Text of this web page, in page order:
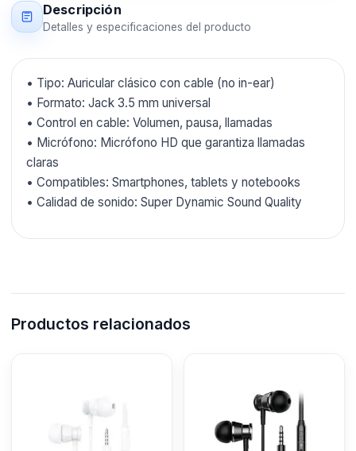
Descripción
Detalles y especificaciones del producto
• Tipo: Auricular clásico con cable (no in-ear)
• Formato: Jack 3.5 mm universal
• Control en cable: Volumen, pausa, llamadas
• Micrófono: Micrófono HD que garantiza llamadas
claras
• Compatibles: Smartphones, tablets y notebooks
• Calidad de sonido: Super Dynamic Sound Quality
Productos relacionados